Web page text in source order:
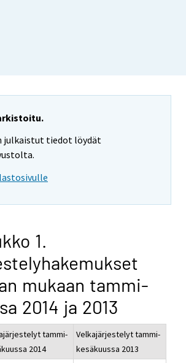
julkaistut tiedot löydät
1.
mukaan tammi-
2014 ja 2013
tammi-
2014
Velkajärjestelyt tammi-
kesäkuussa 2013